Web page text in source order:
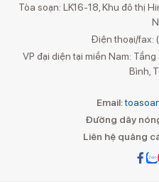
Tòa soạn: LK16-18, Khu đô thị
Điện thoại/fax:
VP đại diện tại miền Nam:
Bình,
Email:
Đường dây
Liên hệ quảng